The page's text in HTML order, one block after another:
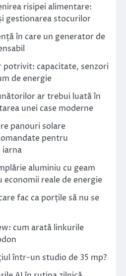
risipei alimentare:
gestionarea stocurilor
în care un generator de
potrivit: capacitate, senzori
de energie
ar trebui luată în
unei case moderne
panouri solare
pentru
iarna
aluminiu cu geam
reale de energie
fac ca porțile să nu se
cum arată linkurile
într-un studio de 35 mp?